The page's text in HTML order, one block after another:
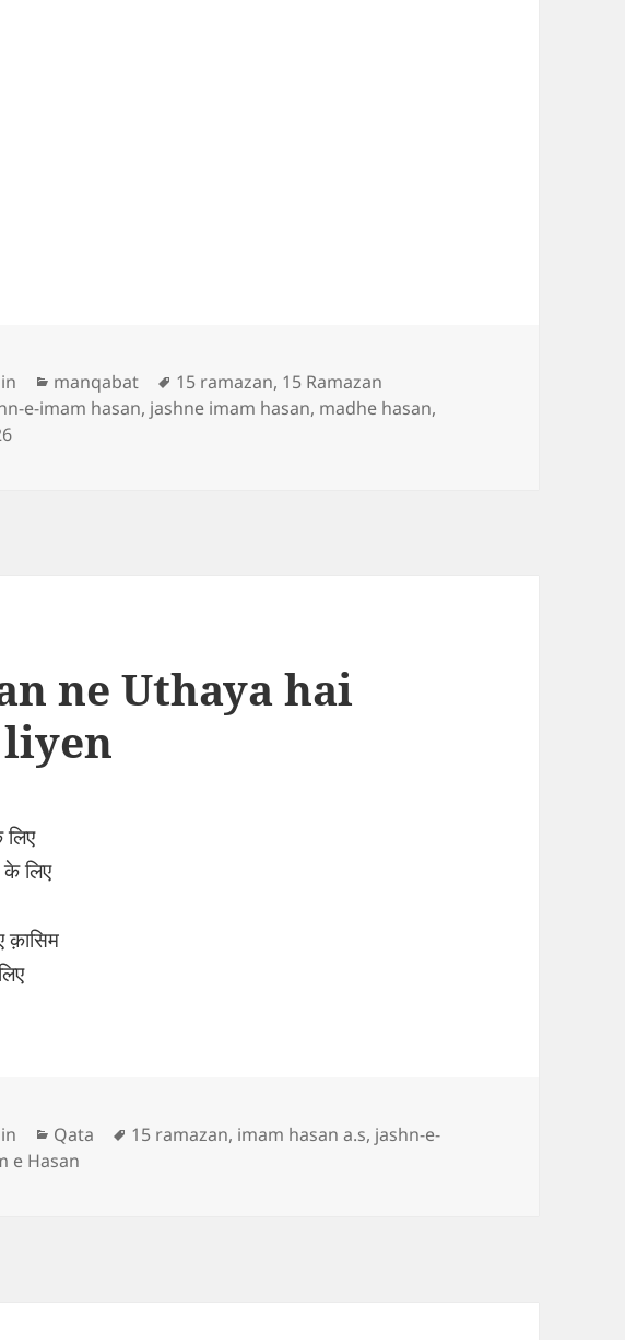
Categories
manqabat Tags
15 ramazan, 15 Ramazan
e-imam hasan, jashne imam hasan, madhe hasan,
ne Uthaya hai
लिए
लिए
क़ासिम
Categories
Qata Tags
15 ramazan, imam hasan a.s, jashn-e-
e Hasan